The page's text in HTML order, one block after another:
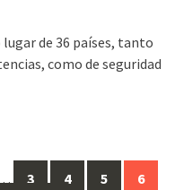
de 36 países, tanto
como de seguridad
3 4 5
6